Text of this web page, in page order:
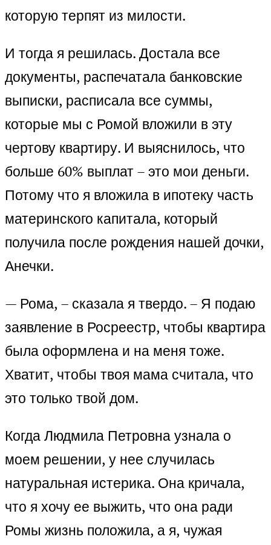
которую терпят из милости.
И тогда я решилась. Достала все
документы, распечатала банковские
выписки, расписала все суммы,
которые мы с Ромой вложили в эту
чертову квартиру. И выяснилось, что
больше 60% выплат – это мои деньги.
Потому что я вложила в ипотеку часть
материнского капитала, который
получила после рождения нашей дочки,
Анечки.
— Рома, – сказала я твердо. – Я подаю
заявление в Росреестр, чтобы квартира
была оформлена и на меня тоже.
Хватит, чтобы твоя мама считала, что
это только твой дом.
Когда Людмила Петровна узнала о
моем решении, у нее случилась
натуральная истерика. Она кричала,
что я хочу ее выжить, что она ради
Ромы жизнь положила, а я, чужая